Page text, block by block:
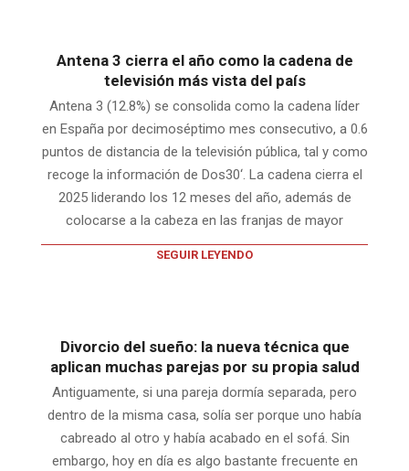
Antena 3 cierra el año como la cadena de
televisión más vista del país
Antena 3 (12.8%) se consolida como la cadena líder
en España por decimoséptimo mes consecutivo, a 0.6
puntos de distancia de la televisión pública, tal y como
recoge la información de Dos30‘. La cadena cierra el
2025 liderando los 12 meses del año, además de
colocarse a la cabeza en las franjas de mayor
SEGUIR LEYENDO
Divorcio del sueño: la nueva técnica que
aplican muchas parejas por su propia salud
Antiguamente, si una pareja dormía separada, pero
dentro de la misma casa, solía ser porque uno había
cabreado al otro y había acabado en el sofá. Sin
embargo, hoy en día es algo bastante frecuente en